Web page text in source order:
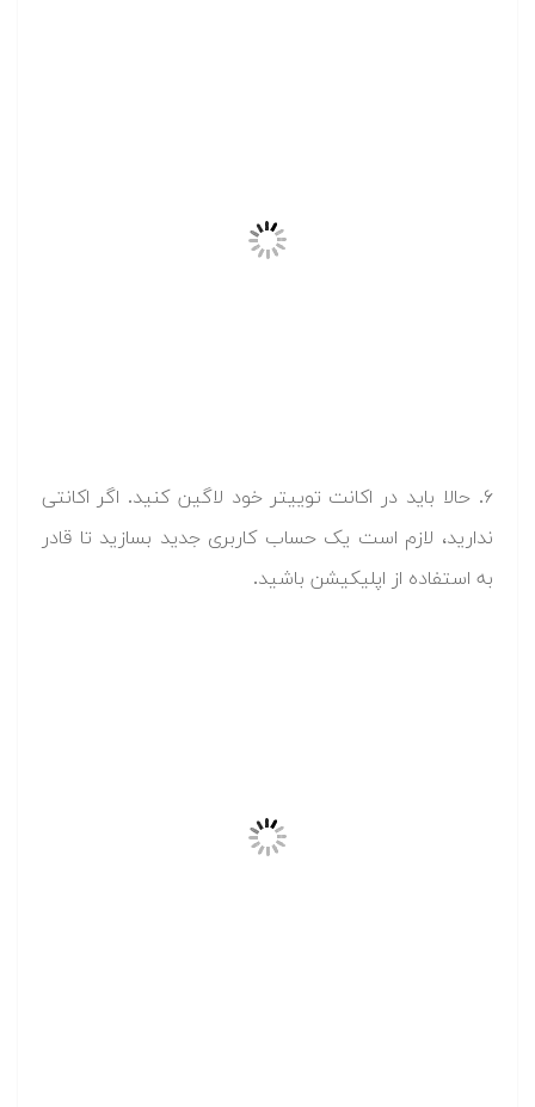
۶. حالا باید در اکانت توییتر خود لاگین کنید. اگر اکانتی
ندارید، لازم است یک حساب کاربری جدید بسازید تا قادر
به استفاده از اپلیکیشن‌ باشید.